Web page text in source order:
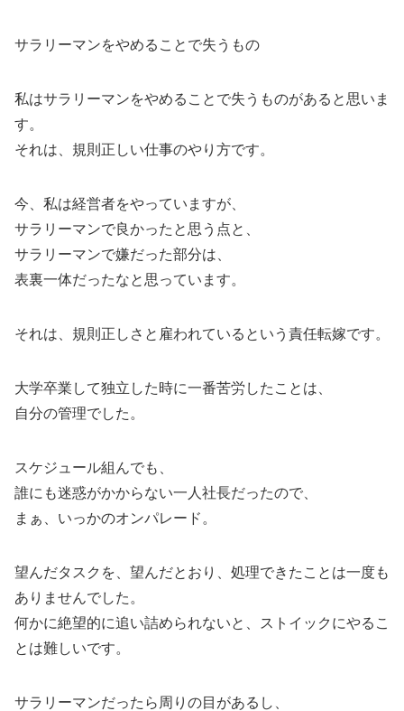
サラリーマンをやめることで失うもの
私はサラリーマンをやめることで失うものがあると思いま
す。
それは、規則正しい仕事のやり方です。
今、私は経営者をやっていますが、
サラリーマンで良かったと思う点と、
サラリーマンで嫌だった部分は、
表裏一体だったなと思っています。
それは、規則正しさと雇われているという責任転嫁です。
大学卒業して独立した時に一番苦労したことは、
自分の管理でした。
スケジュール組んでも、
誰にも迷惑がかからない一人社長だったので、
まぁ、いっかのオンパレード。
望んだタスクを、望んだとおり、処理できたことは一度も
ありませんでした。
何かに絶望的に追い詰められないと、ストイックにやるこ
とは難しいです。
サラリーマンだったら周りの目があるし、